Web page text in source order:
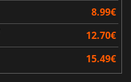
8.99€
12.70€
15.49€